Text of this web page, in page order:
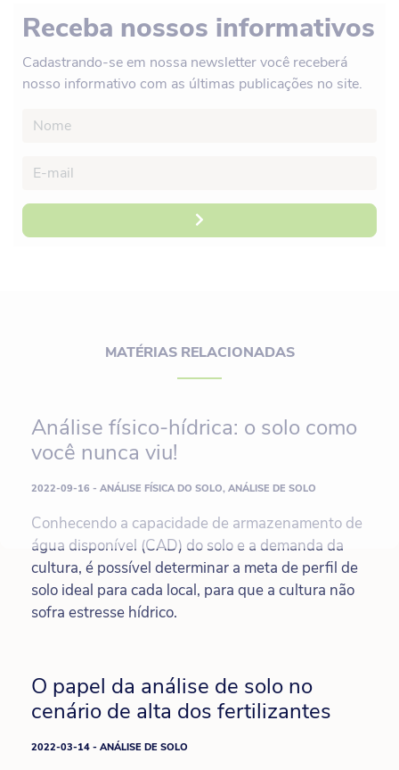
Receba nossos informativos
Cadastrando-se em nossa newsletter você receberá
nosso informativo com as últimas publicações no site.
MATÉRIAS RELACIONADAS
Análise físico-hídrica: o solo como
você nunca viu!
2022-09-16 - ANÁLISE FÍSICA DO SOLO, ANÁLISE DE SOLO
Conhecendo a capacidade de armazenamento de
água disponível (CAD) do solo e a demanda da
cultura, é possível determinar a meta de perfil de
solo ideal para cada local, para que a cultura não
sofra estresse hídrico.
O papel da análise de solo no
cenário de alta dos fertilizantes
2022-03-14 - ANÁLISE DE SOLO